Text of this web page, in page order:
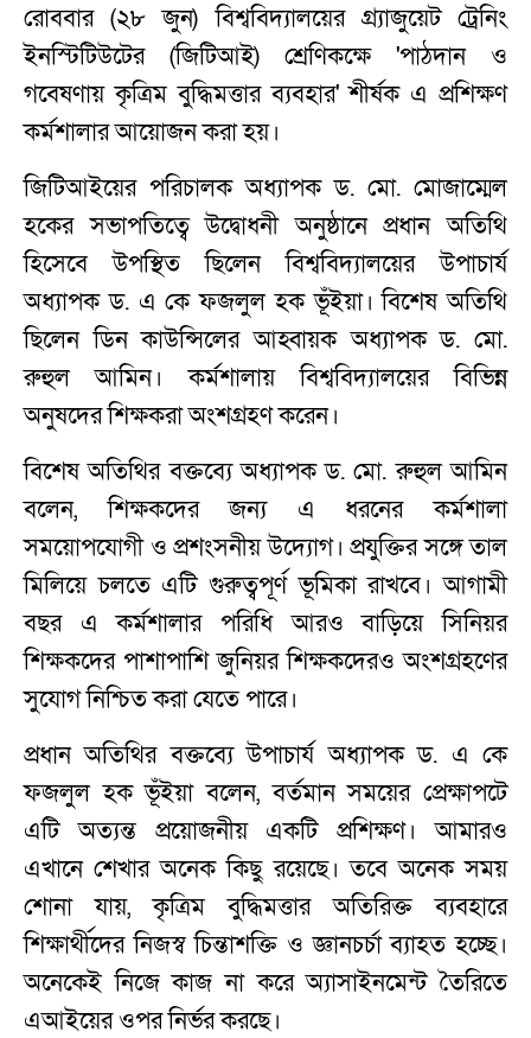
রোববার (২৮ জুন) বিশ্ববিদ্যালয়ের গ্র্যাজুয়েট ট্রেনিং
ইনস্টিটিউটের (জিটিআই) শ্রেণিকক্ষে 'পাঠদান ও
গবেষণায় কৃত্রিম বুদ্ধিমত্তার ব্যবহার' শীর্ষক এ প্রশিক্ষণ
কর্মশালার আয়োজন করা হয়।
জিটিআইয়ের পরিচালক অধ্যাপক ড. মো. মোজাম্মেল
হকের সভাপতিত্বে উদ্বোধনী অনুষ্ঠানে প্রধান অতিথি
হিসেবে উপস্থিত ছিলেন বিশ্ববিদ্যালয়ের উপাচার্য
অধ্যাপক ড. এ কে ফজলুল হক ভূঁইয়া। বিশেষ অতিথি
ছিলেন ডিন কাউন্সিলের আহ্বায়ক অধ্যাপক ড. মো.
রুহুল আমিন। কর্মশালায় বিশ্ববিদ্যালয়ের বিভিন্ন
অনুষদের শিক্ষকরা অংশগ্রহণ করেন।
বিশেষ অতিথির বক্তব্যে অধ্যাপক ড. মো. রুহুল আমিন
বলেন, শিক্ষকদের জন্য এ ধরনের কর্মশালা
সময়োপযোগী ও প্রশংসনীয় উদ্যোগ। প্রযুক্তির সঙ্গে তাল
মিলিয়ে চলতে এটি গুরুত্বপূর্ণ ভূমিকা রাখবে। আগামী
বছর এ কর্মশালার পরিধি আরও বাড়িয়ে সিনিয়র
শিক্ষকদের পাশাপাশি জুনিয়র শিক্ষকদেরও অংশগ্রহণের
সুযোগ নিশ্চিত করা যেতে পারে।
প্রধান অতিথির বক্তব্যে উপাচার্য অধ্যাপক ড. এ কে
ফজলুল হক ভূঁইয়া বলেন, বর্তমান সময়ের প্রেক্ষাপটে
এটি অত্যন্ত প্রয়োজনীয় একটি প্রশিক্ষণ। আমারও
এখানে শেখার অনেক কিছু রয়েছে। তবে অনেক সময়
শোনা যায়, কৃত্রিম বুদ্ধিমত্তার অতিরিক্ত ব্যবহারে
শিক্ষার্থীদের নিজস্ব চিন্তাশক্তি ও জ্ঞানচর্চা ব্যাহত হচ্ছে।
অনেকেই নিজে কাজ না করে অ্যাসাইনমেন্ট তৈরিতে
এআইয়ের ওপর নির্ভর করছে।